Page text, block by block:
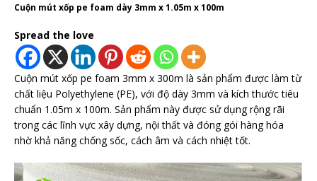
Cuộn mút xốp pe foam dày 3mm x 1.05m x 100m
Spread the love
Cuộn mút xốp pe foam 3mm x 300m là sản phẩm được làm từ
chất liệu Polyethylene (PE), với độ dày 3mm và kích thước tiêu
chuẩn 1.05m x 100m. Sản phẩm này được sử dụng rộng rãi
trong các lĩnh vực xây dựng, nội thất và đóng gói hàng hóa
nhờ khả năng chống sốc, cách âm và cách nhiệt tốt.